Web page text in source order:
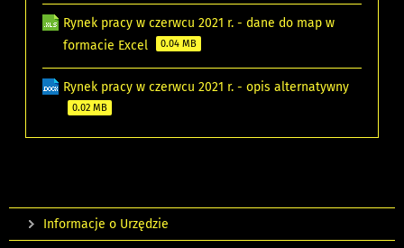
Rynek pracy w czerwcu 2021 r. - dane do map w
formacie Excel
0.04 MB
Rynek pracy w czerwcu 2021 r. - opis alternatywny
0.02 MB
Informacje o Urzędzie